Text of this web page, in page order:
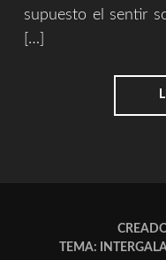
supuesto el sentir
[…]
TEMA: